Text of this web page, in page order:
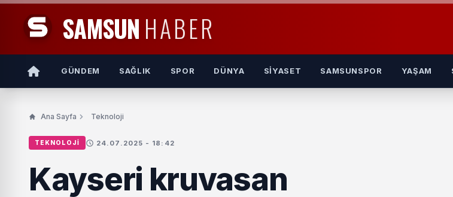
SAMSUN HABER
GÜNDEM SAĞLIK SPOR DÜNYA SIYASET SAMSUNSPOR YAŞAM
Ana Sayfa Teknoloji
TEKNOLOJI 24.07.2025 - 18:42
Kayseri kruvasan